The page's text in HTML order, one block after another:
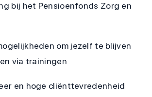
bij het Pensioenfonds Zorg en
om jezelf te blijven
via trainingen
en hoge cliënttevredenheid